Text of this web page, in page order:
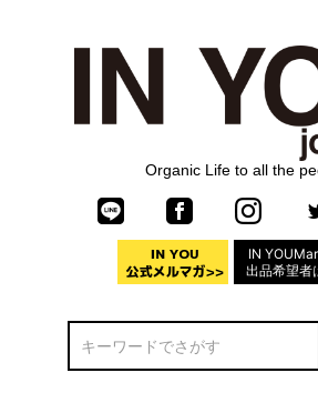
Organic Life to all the
IN
出品希望者